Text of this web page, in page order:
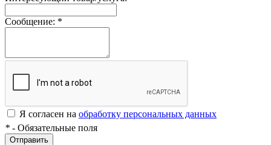
Сообщение: *
Я согласен на обработку персональных данных
* - Обязательные поля
Отправить